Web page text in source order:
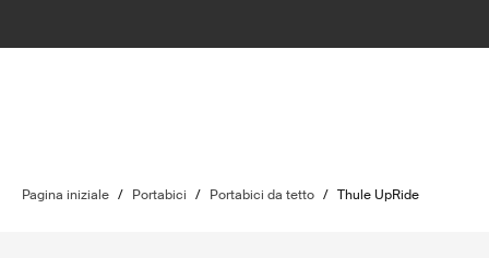
Pagina iniziale / Portabici / Portabici da tetto / Thule UpRide